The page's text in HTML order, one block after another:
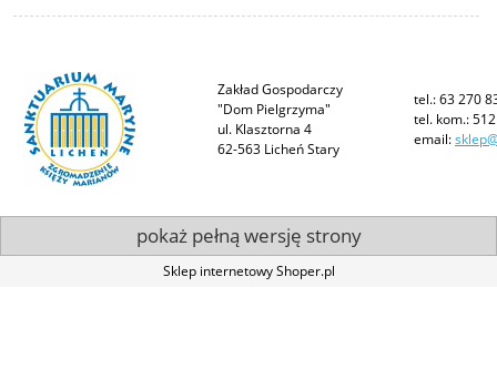
Zakład Gospodarczy
"Dom Pielgrzyma"
ul. Klasztorna 4
62-563 Licheń Stary
tel.: 63 270
tel. kom.:
email:
pokaż pełną wersję strony
Sklep internetowy Shoper.pl